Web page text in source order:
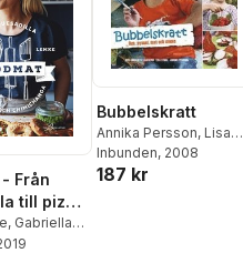
Från
till pizza
, Gabriella
Bubbelskratt
Annika Persson, Lisa
Lemke
Inbunden, 2008
187 kr